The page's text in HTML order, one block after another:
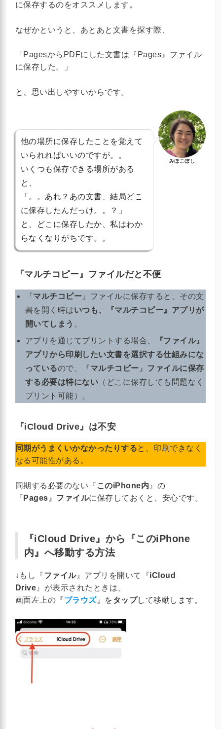
に保存するのをオススメします。
なぜかというと、あとあと文書を探す際、
「PagesからPDFにした文書は『Pages』ファイル
に保存した。」
と、思い出しやすいからです。
他の場所に保存したことを覚えて
いられればいいのですが。。
いくつも保存できる場所がある
と、
「。。あれ？あの文書、結局どこ
に保存したんだっけ。。？」
と、どこに保存したか、私はわか
らなくなりがちです。。
みほこぼし
『マルチコピー』ファイルだと不便
『 マルチコピー』ファイルに保存すると、その文
書を開く時はいつも、『マルチコピー』アプリが
開いてしまう 。
アプリを通じてプリントする場合、
『ファイル』
アプリから印刷したい文書を選択する仕組みにな
っているので、『 マルチコピー』 ファイルに保存
する必要は特にない （どこに保存しても問題なく
プリント可能）。
『iCloud Drive』は不安
同期がうまくいかなかったりすると、印刷できなく
なる可能性がある。
同期する必要のない『 このiPhone内 』の
『 Pages 』 ファイルに保存しておくと、安心です。
『iCloud Drive』から『このiPhone
内』へ移動する方法
↓もし『ファイル』アプリを開いて『iCloud
Drive 』が表示されたときは、
画面左上の『ブラウズ』をタップして移動します。